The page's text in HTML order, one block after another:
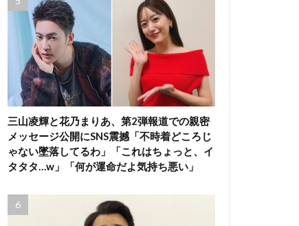
三山凌輝と花乃まりあ、第2弾報道での親密
メッセージ公開にSNS震撼「不時着どころじ
ゃない墜落してるわ」「これはちょっと、イ
タタタ…w」「何が運命だよ気持ち悪い」